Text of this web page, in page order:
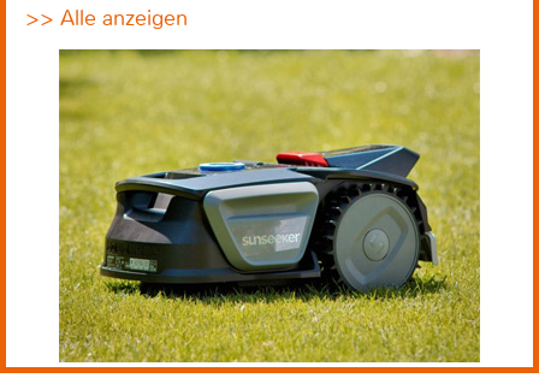
>> Alle anzeigen